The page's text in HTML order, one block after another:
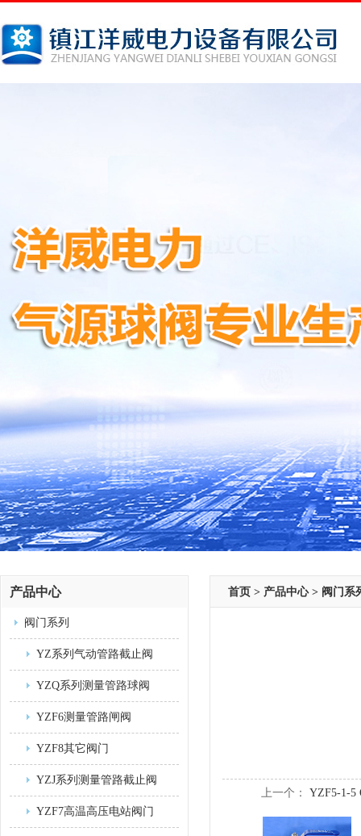
产品中心
阀门系列
YZ系列气动管路截止阀
YZQ系列测量管路球阀
YZF6测量管路闸阀
YZF8其它阀门
YZJ系列测量管路截止阀
YZF7高温高压电站阀门
首页 > 产品中心 > 阀门系
上一个： YZF5-1-5